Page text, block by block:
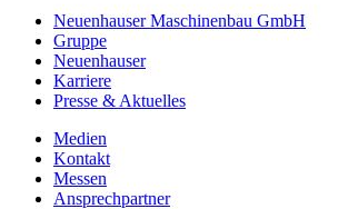
Neuenhauser Maschinenbau GmbH
Gruppe
Neuenhauser
Karriere
Presse & Aktuelles
Medien
Kontakt
Messen
Ansprechpartner